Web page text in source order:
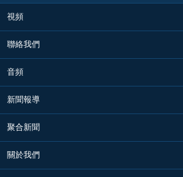
視頻
聯絡我們
音頻
新聞報導
聚合新聞
關於我們